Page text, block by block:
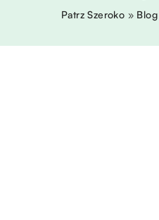
Patrz Szeroko » Blog